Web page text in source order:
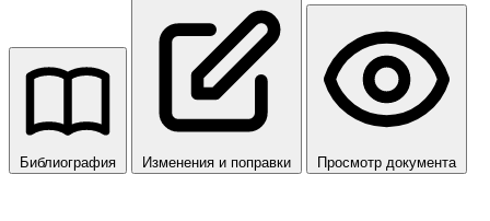
Библиография Изменения и поправки Просмотр документа